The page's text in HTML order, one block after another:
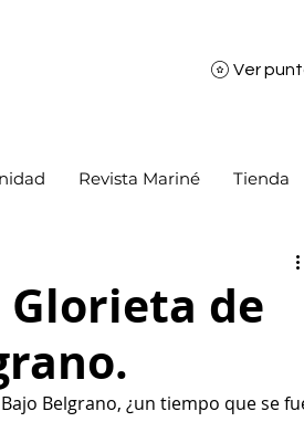
Ver
Revista Mariné Tienda
de
Bajo Belgrano, ¿un tiempo que se